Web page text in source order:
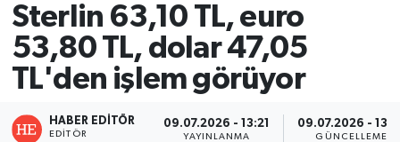
Sterlin 63,10 TL, euro
53,80 TL, dolar 47,05
TL'den işlem görüyor
HABER EDITÖR
EDITÖR
09.07.2026 - 13:21
YAYINLANMA
09.07.2026 -
GÜNCELLEME
Tüm Manşetler
Son Dakika Haberleri
Haber Arşivi